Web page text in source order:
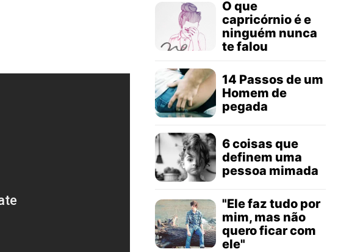
O que
capricórnio é e
ninguém nunca
te falou
14 Passos de um
Homem de
pegada
6 coisas que
definem uma
pessoa mimada
"Ele faz tudo por
mim, mas não
quero ficar com
ele"